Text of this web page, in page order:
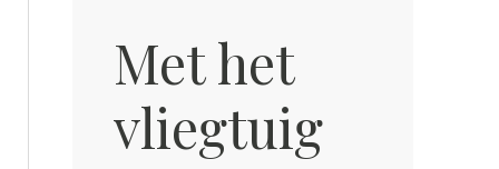
Met het
vliegtuig